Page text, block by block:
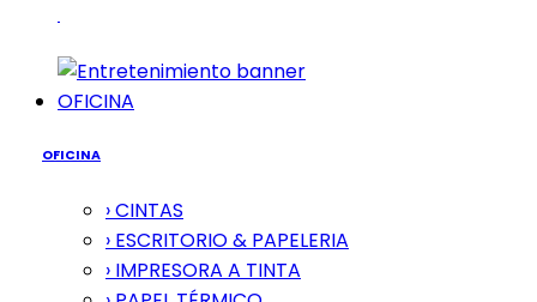
OFICINA
OFICINA
› CINTAS
› ESCRITORIO & PAPELERIA
› IMPRESORA A TINTA